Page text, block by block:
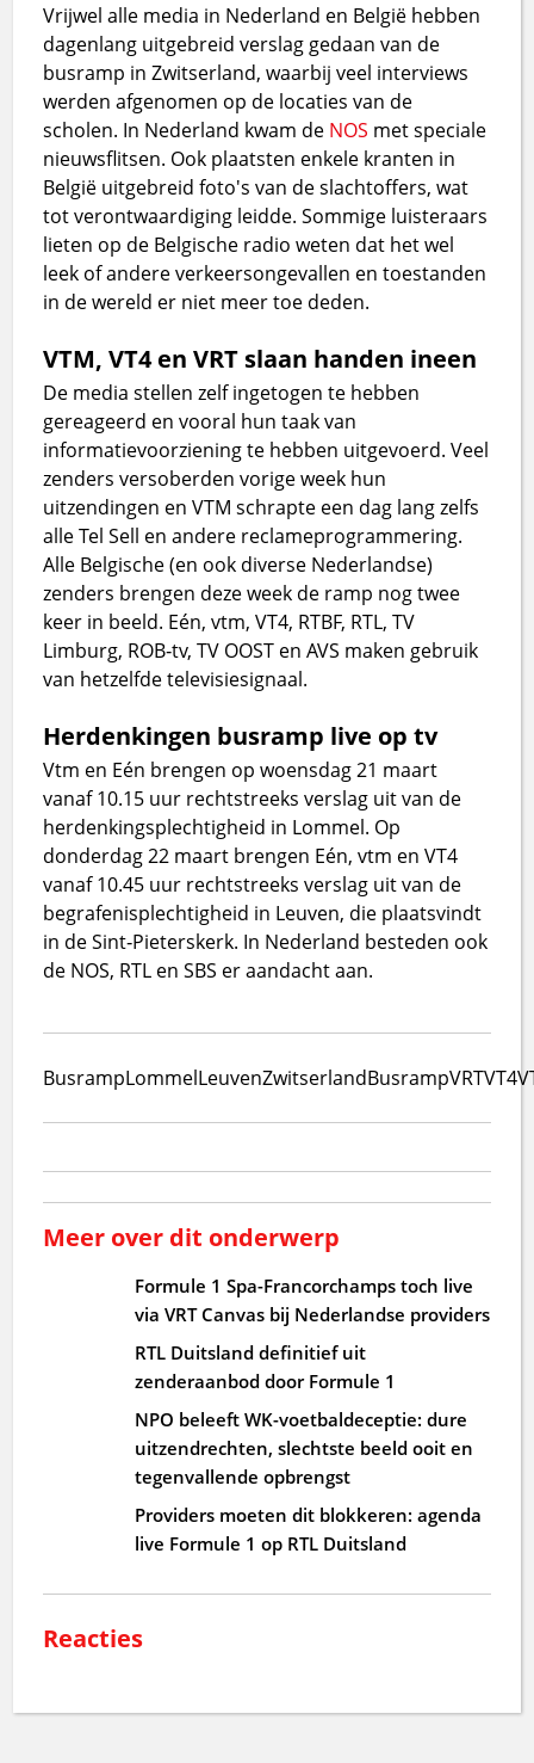
Vrijwel alle media in Nederland en België hebben
dagenlang uitgebreid verslag gedaan van de
busramp in Zwitserland, waarbij veel interviews
werden afgenomen op de locaties van de
scholen. In Nederland kwam de NOS met speciale
nieuwsflitsen. Ook plaatsten enkele kranten in
België uitgebreid foto's van de slachtoffers, wat
tot verontwaardiging leidde. Sommige luisteraars
lieten op de Belgische radio weten dat het wel
leek of andere verkeersongevallen en toestanden
in de wereld er niet meer toe deden.
VTM, VT4 en VRT slaan handen ineen
De media stellen zelf ingetogen te hebben
gereageerd en vooral hun taak van
informatievoorziening te hebben uitgevoerd. Veel
zenders versoberden vorige week hun
uitzendingen en VTM schrapte een dag lang zelfs
alle Tel Sell en andere reclameprogrammering.
Alle Belgische (en ook diverse Nederlandse)
zenders brengen deze week de ramp nog twee
keer in beeld. Eén, vtm, VT4, RTBF, RTL, TV
Limburg, ROB‐tv, TV OOST en AVS maken gebruik
van hetzelfde televisiesignaal.
Herdenkingen busramp live op tv
Vtm en Eén brengen op woensdag 21 maart
vanaf 10.15 uur rechtstreeks verslag uit van de
herdenkingsplechtigheid in Lommel. Op
donderdag 22 maart brengen Eén, vtm en VT4
vanaf 10.45 uur rechtstreeks verslag uit van de
begrafenisplechtigheid in Leuven, die plaatsvindt
in de Sint‐Pieterskerk. In Nederland besteden ook
de NOS, RTL en SBS er aandacht aan.
BusrampLommelLeuvenZwitserlandBusrampVRTVT4
Meer over dit onderwerp
Formule 1 Spa-Francorchamps toch live
via VRT Canvas bij Nederlandse providers
RTL Duitsland definitief uit
zenderaanbod door Formule 1
NPO beleeft WK-voetbaldeceptie: dure
uitzendrechten, slechtste beeld ooit en
tegenvallende opbrengst
Providers moeten dit blokkeren: agenda
live Formule 1 op RTL Duitsland
Reacties